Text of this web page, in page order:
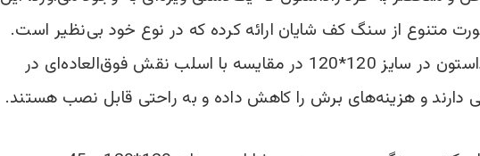
45 سورت متنوع از سنگ کف شایان ارائه کرده که در نوع خود بی‌نظیر است.
سنگ‌­های راداستون در سایز 120*120 در مقایسه با اسلب نقش فوق‌­العاده‌­ای در
دارند و هزینه‌­های برش را کاهش داده­ و به راحتی قابل نصب هستند.